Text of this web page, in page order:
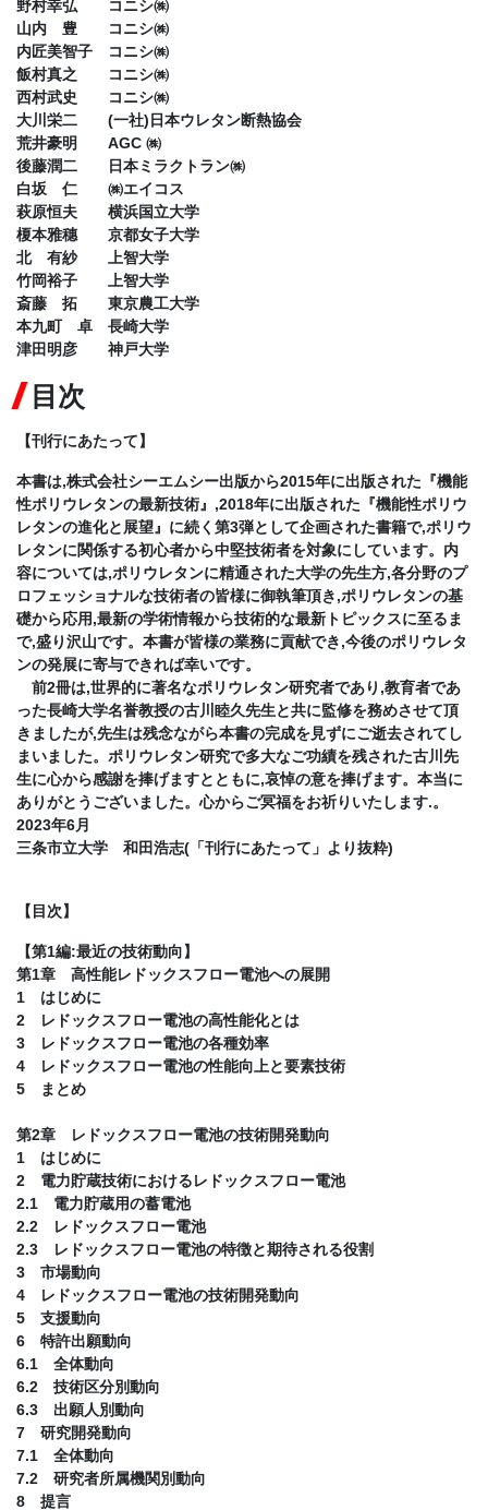
野村幸弘 コニシ㈱
山内 豊 コニシ㈱
内匠美智子 コニシ㈱
飯村真之 コニシ㈱
西村武史 コニシ㈱
大川栄二 (一社)日本ウレタン断熱協会
荒井豪明 AGC ㈱
後藤潤二 日本ミラクトラン㈱
白坂 仁 ㈱エイコス
萩原恒夫 横浜国立大学
榎本雅穗 京都女子大学
北 有紗 上智大学
竹岡裕子 上智大学
斎藤 拓 東京農工大学
本九町 卓 長崎大学
津田明彦 神戸大学
目次
【刊行にあたって】
本書は,株式会社シーエムシー出版から2015年に出版された『機能
性ポリウレタンの最新技術』,2018年に出版された『機能性ポリウ
レタンの進化と展望』に続く第3弾として企画された書籍で,ポリウ
レタンに関係する初心者から中堅技術者を対象にしています。内
容については,ポリウレタンに精通された大学の先生方,各分野のプ
ロフェッショナルな技術者の皆様に御執筆頂き,ポリウレタンの基
礎から応用,最新の学術情報から技術的な最新トピックスに至るま
で,盛り沢山です。本書が皆様の業務に貢献でき,今後のポリウレタ
ンの発展に寄与できれば幸いです。
前2冊は,世界的に著名なポリウレタン研究者であり,教育者であ
った長崎大学名誉教授の古川睦久先生と共に監修を務めさせて頂
きましたが,先生は残念ながら本書の完成を見ずにご逝去されてし
まいました。ポリウレタン研究で多大なご功績を残された古川先
生に心から感謝を捧げますとともに,哀悼の意を捧げます。本当に
ありがとうございました。心からご冥福をお祈りいたします.。
2023年6月
三条市立大学 和田浩志(「刊行にあたって」より抜粋)
【目次】
【第1編:最近の技術動向】
第1章 高性能レドックスフロー電池への展開
1 はじめに
2 レドックスフロー電池の高性能化とは
3 レドックスフロー電池の各種効率
4 レドックスフロー電池の性能向上と要素技術
5 まとめ
第2章 レドックスフロー電池の技術開発動向
1 はじめに
2 電力貯蔵技術におけるレドックスフロー電池
2.1 電力貯蔵用の蓄電池
2.2 レドックスフロー電池
2.3 レドックスフロー電池の特徴と期待される役割
3 市場動向
4 レドックスフロー電池の技術開発動向
5 支援動向
6 特許出願動向
6.1 全体動向
6.2 技術区分別動向
6.3 出願人別動向
7 研究開発動向
7.1 全体動向
7.2 研究者所属機関別動向
8 提言